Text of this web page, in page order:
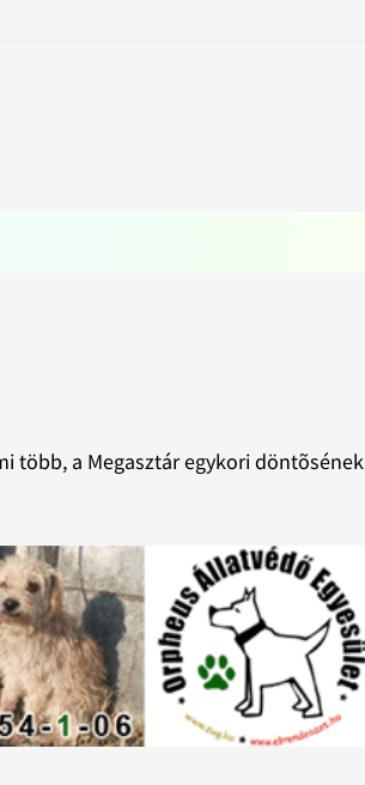
több, a Megasztár egykori döntõsének